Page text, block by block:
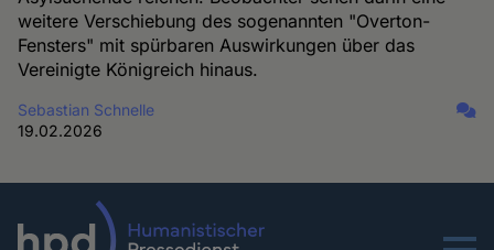
weitere Verschiebung des sogenannten "Overton-
Fensters" mit spürbaren Auswirkungen über das
Vereinigte Königreich hinaus.
Sebastian Schnelle
19.02.2026